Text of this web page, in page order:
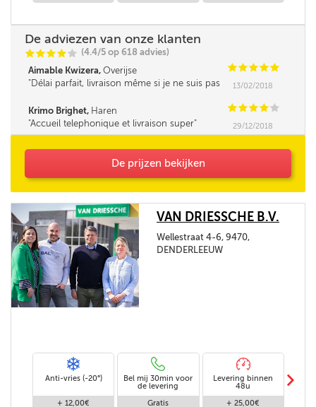
De adviezen van onze klanten
CCCC C (4.4/5 op 618 advies)
Aimable Kwizera, Overijse CCCCC
Délai parfait, livraison même si je ne suis pas
13/02/2018
Krimo Brighet, Haren CCCC C
Accueil telephonique et livraison super
29/12/2018
De prijzen bekijken
VAN DRIESSCHE B.V.
Wellestraat 4-6, 9470,
DENDERLEEUW
Anti-vries (-20°)
+ 12,00€
Bel mij 30min voor
de levering
Gratis
Levering binnen
48u
+ 25,00€
m